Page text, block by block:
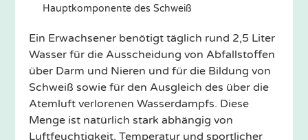
Hauptkomponente des Schweiß
Ein Erwachsener benötigt täglich rund 2,5 Liter
Wasser für die Ausscheidung von Abfallstoffen
über Darm und Nieren und für die Bildung von
Schweiß sowie für den Ausgleich des über die
Atemluft verlorenen Wasserdampfs. Diese
Menge ist natürlich stark abhängig von
Luftfeuchtigkeit, Temperatur und sportlicher